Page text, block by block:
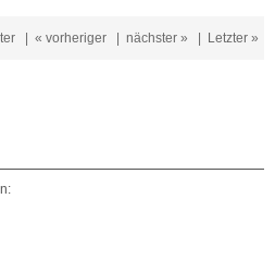
| « vorheriger | nächster » | Letzter »